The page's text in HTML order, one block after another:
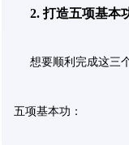
2. 打造五项基本
想要顺利完成这三
五项基本功：